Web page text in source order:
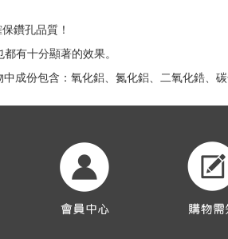
鑽孔品質！
有十分顯著的效果。
中成份包含：氧化鋁、氮化鋁、二氧化鋯、